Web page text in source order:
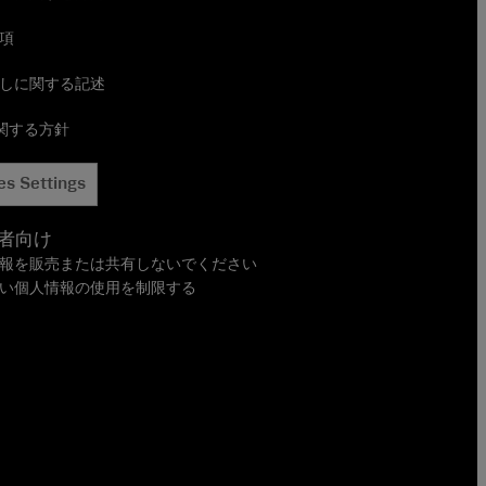
に関する記述
する方針
Settings
向け
を販売または共有しないでください
個人情報の使用を制限する